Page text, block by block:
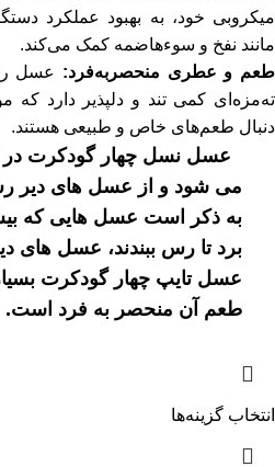
میکروبی خود، به بهبود عملکرد
مانند نفخ و سوءهاضمه کمک می‌کند.
طعم و عطری منحصربه‌فرد: عسل
ته‌مزه‌ای کمی تند و دلپذیر دارد
دنبال طعم‌های خاص و طبیعی هستند.
عسل نسل چهار گودکرت در
می شود و از عسل های دیر
به ذکر است عسل هایی که
برد تا رس ببندند، عسل های
عسل تایپ چهار گودکرت
طعم آن منحصر به فرد است.
انتخاب گزینه‌ها